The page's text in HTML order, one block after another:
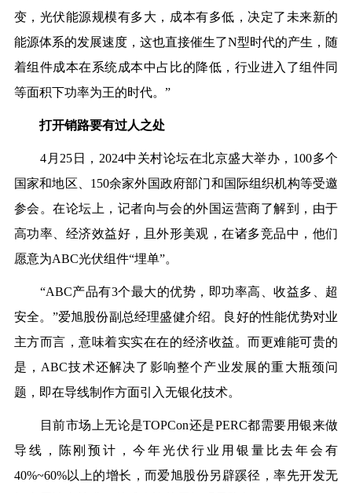
变，光伏能源规模有多大，成本有多低，决定了未来新的
能源体系的发展速度，这也直接催生了N型时代的产生，随
着组件成本在系统成本中占比的降低，行业进入了组件同
等面积下功率为王的时代。”
打开销路要有过人之处
4月25日，2024中关村论坛在北京盛大举办，100多个
国家和地区、150余家外国政府部门和国际组织机构等受邀
参会。在论坛上，记者向与会的外国运营商了解到，由于
高功率、经济效益好，且外形美观，在诸多竞品中，他们
愿意为ABC光伏组件“埋单”。
“ABC产品有3个最大的优势，即功率高、收益多、超
安全。”爱旭股份副总经理盛健介绍。良好的性能优势对业
主方而言，意味着实实在在的经济收益。而更难能可贵的
是，ABC技术还解决了影响整个产业发展的重大瓶颈问
题，即在导线制作方面引入无银化技术。
目前市场上无论是TOPCon还是PERC都需要用银来做
导线，陈刚预计，今年光伏行业用银量比去年会有
40%~60%以上的增长，而爱旭股份另辟蹊径，率先开发无